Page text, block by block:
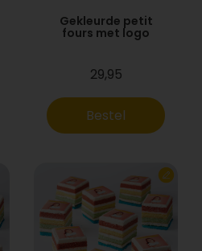
Gekleurde petit
fours met logo
29,95
Bestel